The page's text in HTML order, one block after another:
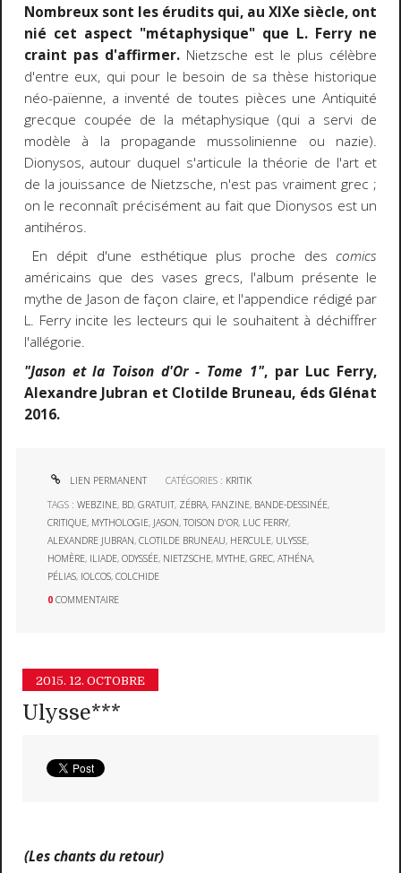
Nombreux sont les érudits qui, au XIXe siècle, ont
nié cet aspect "métaphysique" que L. Ferry ne
craint pas d'affirmer.Nietzsche est le plus célèbre
d'entre eux, qui pour le besoin de sa thèse historique
néo-païenne, a inventé de toutes pièces une Antiquité
grecque coupée de la métaphysique (qui a servi de
modèle à la propagande mussolinienne ou nazie).
Dionysos, autour duquel s'articule la théorie de l'art et
de la jouissance de Nietzsche, n'est pas vraiment grec ;
on le reconnaît précisément au fait que Dionysos est un
antihéros.
En dépit d'une esthétique plus proche descomics
américains que des vases grecs, l'album présente le
mythe de Jason de façon claire, et l'appendice rédigé par
L. Ferry incite les lecteurs qui le souhaitent à déchiffrer
l'allégorie.
"Jason et la Toison d'Or - Tome 1", par Luc Ferry,
Alexandre Jubran et Clotilde Bruneau, éds Glénat
2016.
LIEN PERMANENT CATÉGORIES : KRITIK
TAGS :WEBZINE, BD,GRATUIT, ZÉBRA, FANZINE, BANDE-DESSINÉE,
CRITIQUE, MYTHOLOGIE, JASON,TOISON D'OR, LUC FERRY,
ALEXANDRE JUBRAN,CLOTILDE BRUNEAU, HERCULE, ULYSSE,
HOMÈRE, ILIADE,ODYSSÉE, NIETZSCHE, MYTHE,GREC,ATHÉNA,
PÉLIAS, IOLCOS,COLCHIDE
0 COMMENTAIRE
2015. 12. OCTOBRE
Ulysse***
(Les chants du retour)